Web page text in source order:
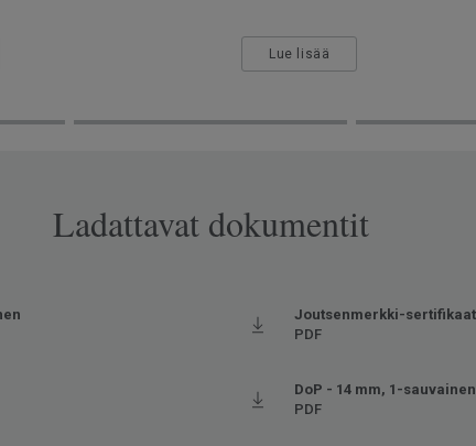
Lue lisää
Ladattavat dokumentit
Joutsenmerkki-
PDF
DoP - 14 mm, 1-sauvainen
PDF